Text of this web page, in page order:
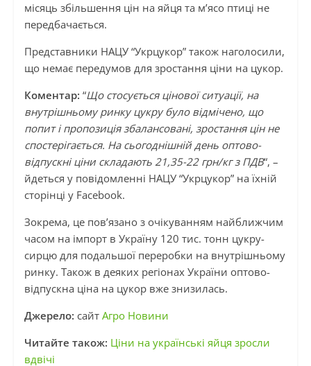
місяць збільшення цін на яйця та м’ясо птиці не
передбачається.
Представники НАЦУ “Укрцукор” також наголосили,
що немає передумов для зростання ціни на цукор.
Коментар: “Що стосується цінової ситуації, на
внутрішньому ринку цукру було відмічено, що
попит і пропозиція збалансовані, зростання цін не
спостерігається. На сьогоднішній день оптово-
відпускні ціни складають 21,35-22 грн/кг з ПДВ“, –
йдеться у повідомленні НАЦУ “Укрцукор” на їхній
сторінці у Facebook.
Зокрема, це пов’язано з очікуванням найближчим
часом на імпорт в Україну 120 тис. тонн цукру-
сирцю для подальшої переробки на внутрішньому
ринку. Також в деяких регіонах України оптово-
відпускна ціна на цукор вже знизилась.
Джерело: сайт Агро Новини
Читайте також: Ціни на українські яйця зросли
вдвічі